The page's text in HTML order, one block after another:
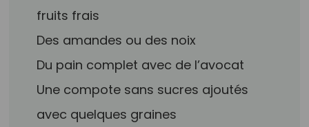
fruits frais
Des amandes ou des noix
Du pain complet avec de l’avocat
Une compote sans sucres ajoutés
avec quelques graines